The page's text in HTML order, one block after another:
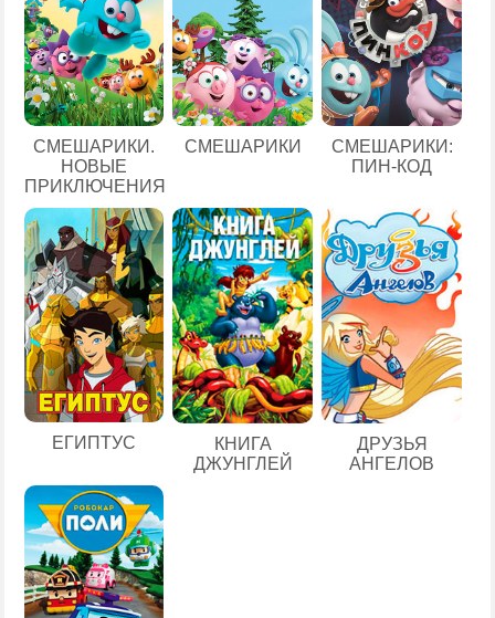
СМЕШАРИКИ.
НОВЫЕ
ПРИКЛЮЧЕНИЯ
СМЕШАРИКИ
СМЕШАРИКИ:
ПИН-КОД
ЕГИПТУС
КНИГА
ДЖУНГЛЕЙ
ДРУЗЬЯ
АНГЕЛОВ